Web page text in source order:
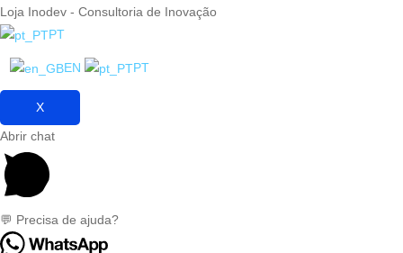
Loja Inodev - Consultoria de Inovação
PT
EN PT
X
Abrir chat
💬 Precisa de ajuda?